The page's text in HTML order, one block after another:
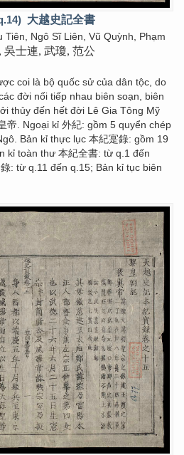
大越史記全書
Tiên, Ngô Sĩ Liên, Vũ Quỳnh, Phạm
吳士連, 武瓊, 范公
coi là bộ quốc sử của dân tộc, do
đời nối tiếp nhau biên soạn, biên
thủy đến hết đời Lê Gia Tông Mỹ
帝. Ngoại kỉ 外紀: gồm 5 quyển chép
Bản kỉ thực lục 本紀寔錄: gồm 19
kỉ toàn thư 本紀全書: từ q.1 đến
: từ q.11 đến q.15; Bản kỉ tục biên